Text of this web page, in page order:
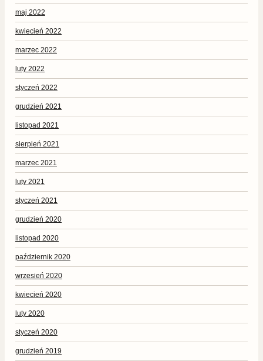
maj 2022
kwiecień 2022
marzec 2022
luty 2022
styczeń 2022
grudzień 2021
listopad 2021
sierpień 2021
marzec 2021
luty 2021
styczeń 2021
grudzień 2020
listopad 2020
październik 2020
wrzesień 2020
kwiecień 2020
luty 2020
styczeń 2020
grudzień 2019